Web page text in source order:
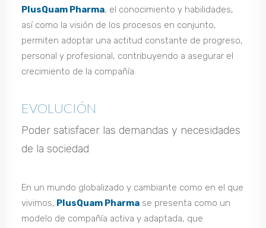
PlusQuam Pharma, el conocimiento y habilidades,
así como la visión de los procesos en conjunto,
permiten adoptar una actitud constante de progreso,
personal y profesional, contribuyendo a asegurar el
crecimiento de la compañía.
EVOLUCIÓN
Poder satisfacer las demandas y necesidades
de la sociedad
En un mundo globalizado y cambiante como en el que
vivimos, PlusQuam Pharma se presenta como un
modelo de compañía activa y adaptada, que